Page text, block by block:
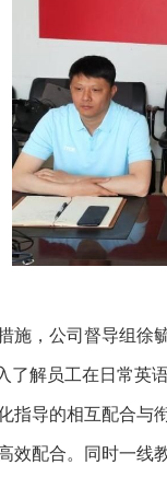
施，公司督导组徐
了解员工在日常英
指导的相互配合与
效配合。同时一线